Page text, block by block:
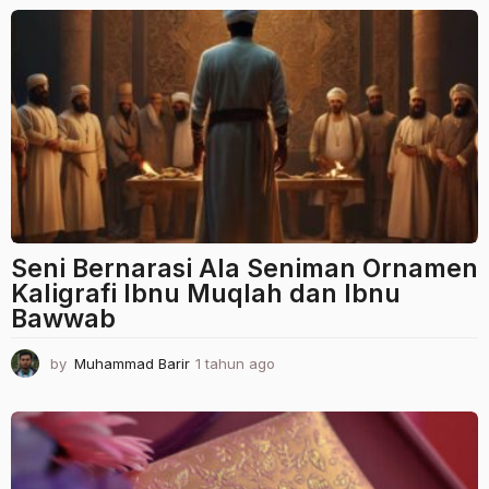
h
n
a
g
o
Seni Bernarasi Ala Seniman Ornamen
Kaligrafi Ibnu Muqlah dan Ibnu
Bawwab
by Muhammad Barir 1 tahun ago
h
u
n